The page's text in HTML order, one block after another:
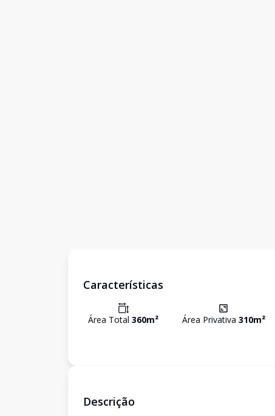
Características
Área Total 360m² Área Privativa 310m²
Descrição